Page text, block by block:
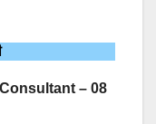
– 08